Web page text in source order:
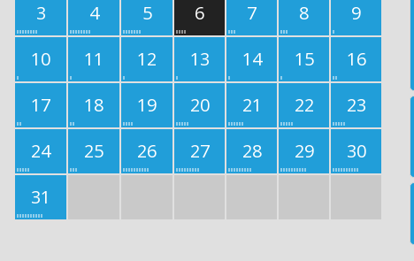
3
4 5 6 7 8
9
10
11 12 13 14 15
16
17
18 19 20 21 22
23
24
25 26 27 28 29
30
31